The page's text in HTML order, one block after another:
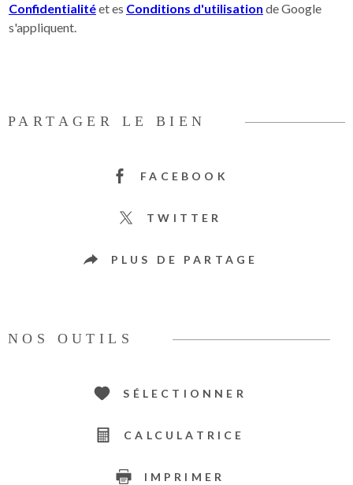
Confidentialitéet es Conditions d'utilisation de Google
s'appliquent.
PARTAGER LE BIEN
FACEBOOK
TWITTER
PLUS DE PARTAGE
NOS OUTILS
SÉLECTIONNER
CALCULATRICE
IMPRIMER